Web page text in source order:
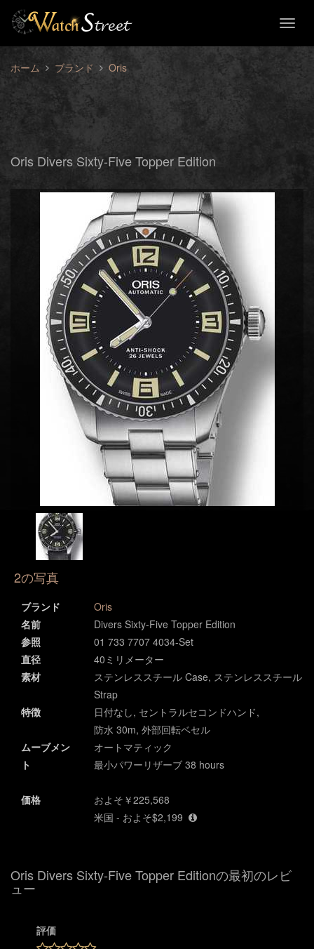
ホーム ブランド Oris
Oris Divers Sixty-Five Topper Edition
2の写真
ブランド
Oris
名前
Divers Sixty-Five Topper Edition
参照
01 733 7707 4034-Set
直径
40ミリメーター
素材
ステンレススチール Case, ステンレススチール
Strap
特徴
日付なし, セントラルセコンドハンド,
防水 30m, 外部回転ベセル
ムーブメン
ト
オートマティック
最小パワーリザーブ 38 hours
価格
およそ￥225,568
米国 - およそ$2,199
Oris Divers Sixty-Five Topper Editionの最初のレビ
ュー
評価